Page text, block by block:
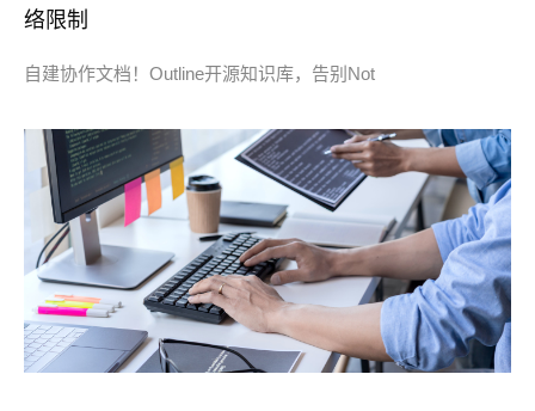
络限制
自建协作文档！Outline开源知识库，告别Not